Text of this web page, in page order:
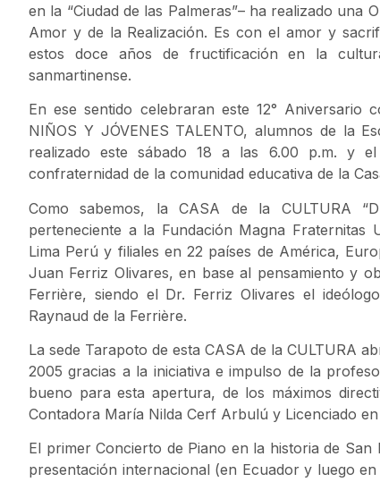
en la “Ciudad de las Palmeras”– ha realizado una
Amor y de la Realización. Es con el amor y
estos doce años de fructificación en la
sanmartinense.
En ese sentido celebraran este 12° Aniversario
NIÑOS Y JÓVENES TALENTO, alumnos de la
realizado este sábado 18 a las 6.00 p.m. y
confraternidad de la comunidad educativa de la
Como sabemos, la CASA de la CULTURA
perteneciente a la Fundación Magna Fraternitas
Lima Perú y filiales en 22 países de América,
Juan Ferriz Olivares, en base al pensamiento y
Ferrière, siendo el Dr. Ferriz Olivares el
Raynaud de la Ferrière.
La sede Tarapoto de esta CASA de la CULTURA
2005 gracias a la iniciativa e impulso de la
bueno para esta apertura, de los máximos
Contadora María Nilda Cerf Arbulú y Licenciado
El primer Concierto de Piano en la historia de
presentación internacional (en Ecuador y luego